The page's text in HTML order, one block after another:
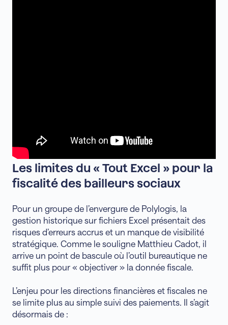
Les limites du « Tout Excel » pour la
fiscalité des bailleurs sociaux
Pour un groupe de l’envergure de Polylogis, la
gestion historique sur fichiers Excel présentait des
risques d’erreurs accrus et un manque de visibilité
stratégique. Comme le souligne Matthieu Cadot, il
arrive un point de bascule où l’outil bureautique ne
suffit plus pour « objectiver » la donnée fiscale.
L’enjeu pour les directions financières et fiscales ne
se limite plus au simple suivi des paiements. Il s’agit
désormais de :